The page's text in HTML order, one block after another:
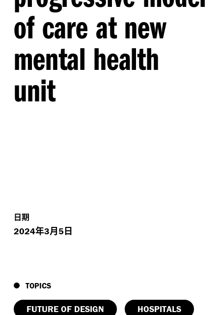
of care at new
mental health
unit
日期
2024年3月5日
TOPICS
FUTURE OF DESIGN HOSPITALS